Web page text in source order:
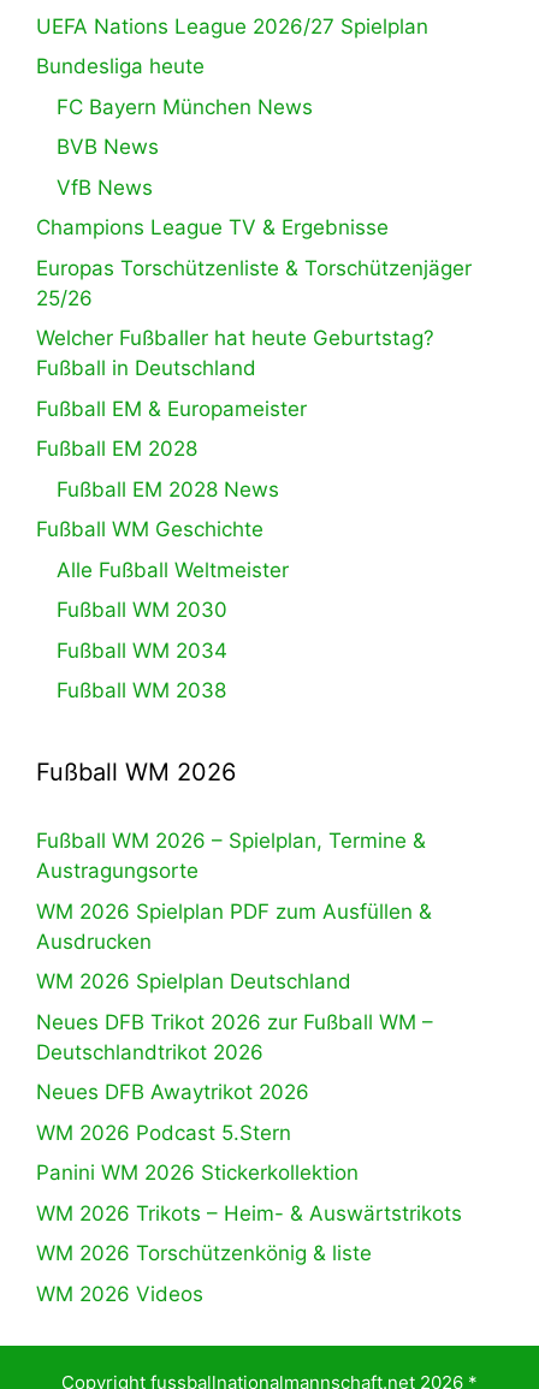
UEFA Nations League 2026/27 Spielplan
Bundesliga heute
FC Bayern München News
BVB News
VfB News
Champions League TV & Ergebnisse
Europas Torschützenliste & Torschützenjäger
25/26
Welcher Fußballer hat heute Geburtstag?
Fußball in Deutschland
Fußball EM & Europameister
Fußball EM 2028
Fußball EM 2028 News
Fußball WM Geschichte
Alle Fußball Weltmeister
Fußball WM 2030
Fußball WM 2034
Fußball WM 2038
Fußball WM 2026
Fußball WM 2026 – Spielplan, Termine &
Austragungsorte
WM 2026 Spielplan PDF zum Ausfüllen &
Ausdrucken
WM 2026 Spielplan Deutschland
Neues DFB Trikot 2026 zur Fußball WM –
Deutschlandtrikot 2026
Neues DFB Awaytrikot 2026
WM 2026 Podcast 5.Stern
Panini WM 2026 Stickerkollektion
WM 2026 Trikots – Heim- & Auswärtstrikots
WM 2026 Torschützenkönig & liste
WM 2026 Videos
Copyright fussballnationalmannschaft.net 2026 *